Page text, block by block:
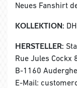
Neues Fanshirt
KOLLEKTION:
HERSTELLER:
Rue Jules Cockx
B-1160
E-Mail: